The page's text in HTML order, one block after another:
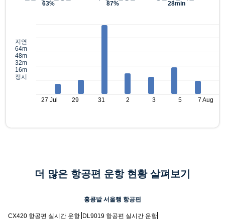
63%
87%
28min
지연
64m
48m
32m
16m
정시
27 Jul 29 31 2 3 5 7 Aug
더 많은 항공편 운항 현황 살펴보기
홍콩발 서울행 항공편
CX420 항공편 실시간 운항 DL9019 항공편 실시간 운항